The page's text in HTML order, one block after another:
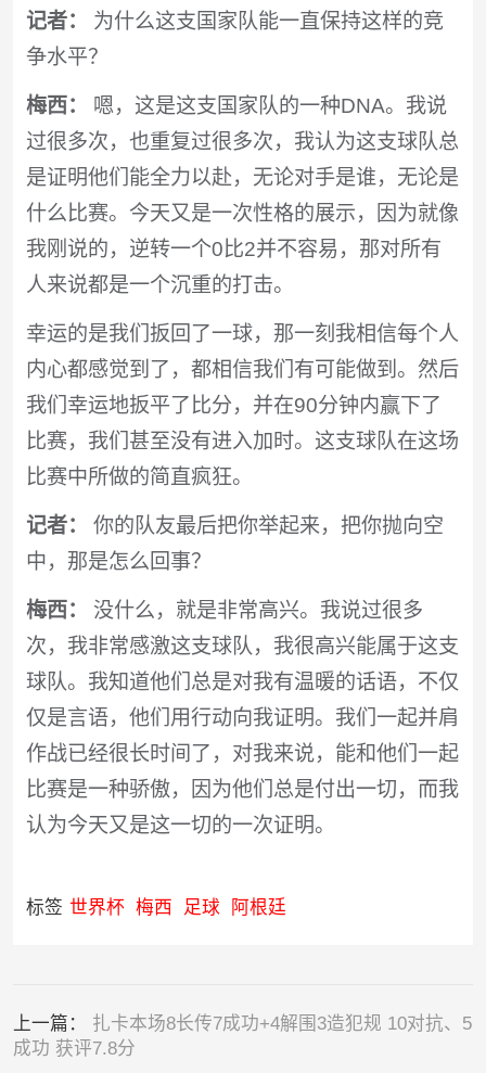
记者：
为什么这支国家队能一直保持这样的竞
争水平？
梅西：
嗯，这是这支国家队的一种DNA。我说
过很多次，也重复过很多次，我认为这支球队总
是证明他们能全力以赴，无论对手是谁，无论是
什么比赛。今天又是一次性格的展示，因为就像
我刚说的，逆转一个0比2并不容易，那对所有
人来说都是一个沉重的打击。
幸运的是我们扳回了一球，那一刻我相信每个人
内心都感觉到了，都相信我们有可能做到。然后
我们幸运地扳平了比分，并在90分钟内赢下了
比赛，我们甚至没有进入加时。这支球队在这场
比赛中所做的简直疯狂。
记者：
你的队友最后把你举起来，把你抛向空
中，那是怎么回事？
梅西：
没什么，就是非常高兴。我说过很多
次，我非常感激这支球队，我很高兴能属于这支
球队。我知道他们总是对我有温暖的话语，不仅
仅是言语，他们用行动向我证明。我们一起并肩
作战已经很长时间了，对我来说，能和他们一起
比赛是一种骄傲，因为他们总是付出一切，而我
认为今天又是这一切的一次证明。
标签 世界杯 梅西 足球 阿根廷
上一篇： 扎卡本场8长传7成功+4解围3造犯规 10对抗、5
成功 获评7.8分